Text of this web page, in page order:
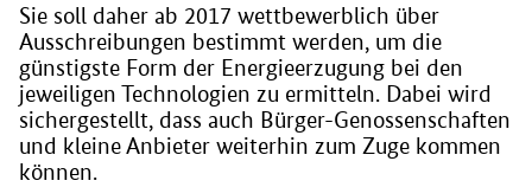
Sie soll daher ab 2017 wettbewerblich über
Ausschreibungen bestimmt werden, um die
günstigste Form der Energieerzugung bei den
jeweiligen Technologien zu ermitteln. Dabei wird
sichergestellt, dass auch Bürger-Genossenschaften
und kleine Anbieter weiterhin zum Zuge kommen
können.